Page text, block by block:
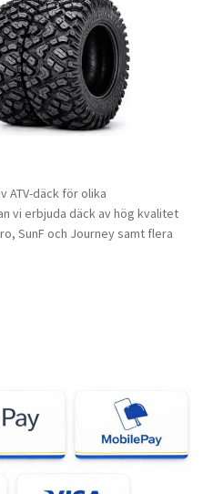
ATV-däck för olika
vi erbjuda däck av hög kvalitet
SunF och Journey samt flera